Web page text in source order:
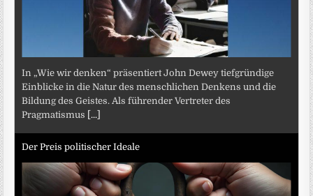
In „Wie wir denken“ präsentiert John Dewey tiefgründige
Einblicke in die Natur des menschlichen Denkens und die
Bildung des Geistes. Als führender Vertreter des
Pragmatismus [...]
Der Preis politischer Ideale